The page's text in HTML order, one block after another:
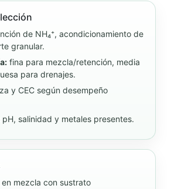
de NH₄⁺, acondicionamiento de
granular.
fina para mezcla/retención, media
para drenajes.
y CEC según desempeño
pH, salinidad y metales presentes.
mezcla con sustrato